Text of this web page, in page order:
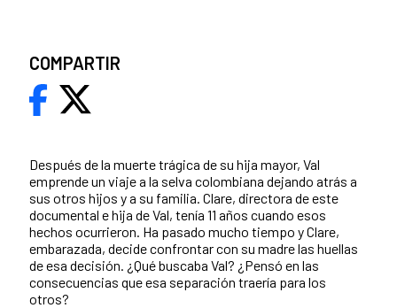
Después de la muerte trágica de su hija mayor, Val
emprende un viaje a la selva colombiana dejando atrás a
sus otros hijos y a su familia. Clare, directora de este
documental e hija de Val, tenía 11 años cuando esos
hechos ocurrieron. Ha pasado mucho tiempo y Clare,
embarazada, decide confrontar con su madre las huellas
de esa decisión. ¿Qué buscaba Val? ¿Pensó en las
consecuencias que esa separación traería para los
otros?
COMPARTIR